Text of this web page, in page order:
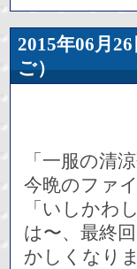
2015年06
ご）
「一服の清
今晩のファ
「いしかわ
は〜、最終
かしくなり